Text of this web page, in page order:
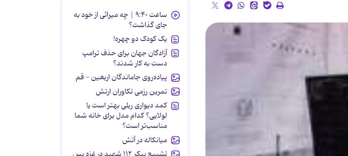
ساعت ۹:۴۰ | چه میراثی از خود به
جای گذاشت؟
یک کودک دو چهره!
آزادگان جهان برای حذف ترامپ
دست به کار شدند؟
پیاده‌روی جاماندگان اربعین - قم
تمرین رزمی تکاوران ارتش
کمد دیواری ریلی بهتر است یا
لولایی؟ کدام مدل برای خانه شما
مناسب‌تر است؟
میانکاله در آتش